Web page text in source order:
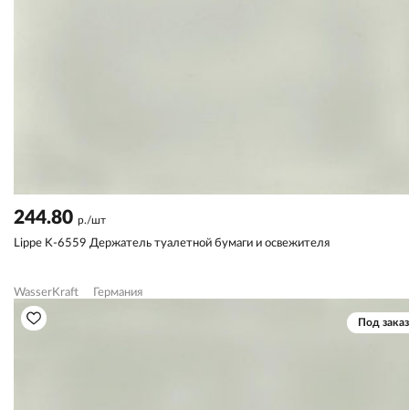
244.80 р./шт
Lippe K-6559 Держатель туалетной бумаги и освежителя
WasserKraft Германия
Под заказ